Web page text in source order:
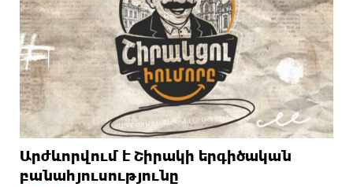
Արժևորվում է Շիրակի երգիծական
բանահյուսությունը